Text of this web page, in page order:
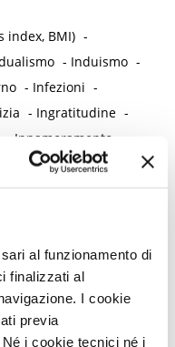
al funzionamento di
finalizzati al
I cookie
previa
i cookie tecnici né i
index, BMI) -
- Induismo -
- Infezioni -
- Ingratitudine -
Innamoramento
-Inquinamento
-
-
-Iodio
-